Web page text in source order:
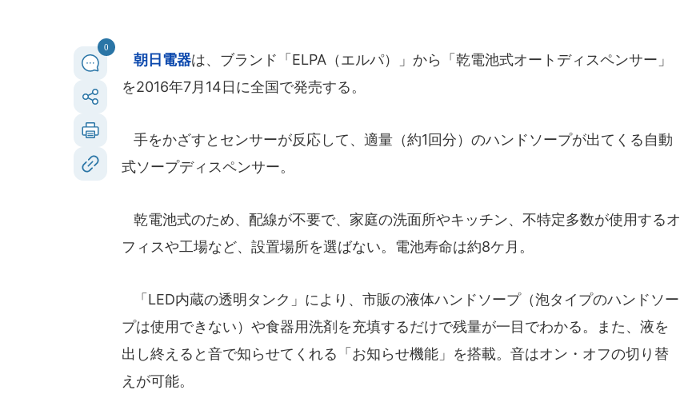
0
朝日電器は、ブランド「ELPA（エルパ）」から「乾電池式オートディスペンサー」
を2016年7月14日に全国で発売する。
手をかざすとセンサーが反応して、適量（約1回分）のハンドソープが出てくる自動
式ソープディスペンサー。
乾電池式のため、配線が不要で、家庭の洗面所やキッチン、不特定多数が使用するオ
フィスや工場など、設置場所を選ばない。電池寿命は約8ケ月。
「LED内蔵の透明タンク」により、市販の液体ハンドソープ（泡タイプのハンドソー
プは使用できない）や食器用洗剤を充填するだけで残量が一目でわかる。また、液を
出し終えると音で知らせてくれる「お知らせ機能」を搭載。音はオン・オフの切り替
えが可能。